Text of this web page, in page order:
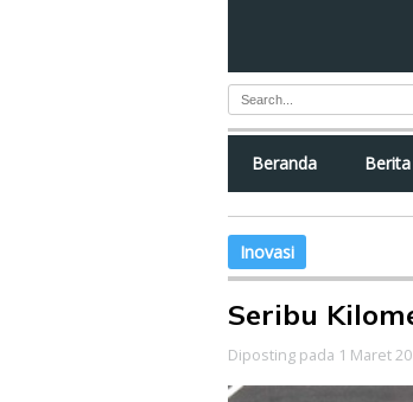
Beranda Berita
Inovasi
Seribu
Diposting pada 1 Maret